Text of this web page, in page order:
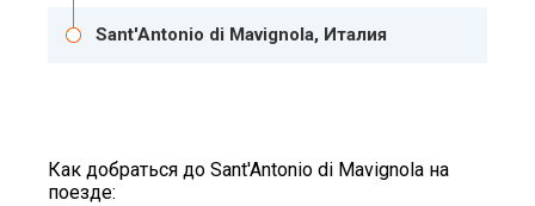
Sant'Antonio di Mavignola, Италия
Как добраться до Sant'Antonio di Mavignola на
поезде: